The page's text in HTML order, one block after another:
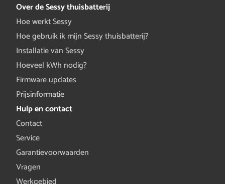
Over de Sessy thuisbatterij
Hoe werkt Sessy
Hoe gebruik ik mijn Sessy thuisbatterij?
Installatie van Sessy
Hoeveel kWh nodig?
Firmware updates
Prijsinformatie
Hulp en contact
Contact
Service
Garantievoorwaarden
Vragen